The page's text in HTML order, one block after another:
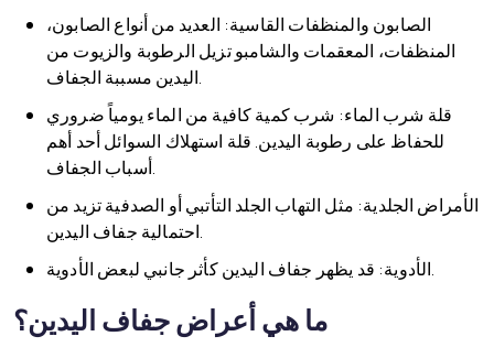
الصابون والمنظفات القاسية: العديد من أنواع الصابون،
المنظفات، المعقمات والشامبو تزيل الرطوبة والزيوت من
اليدين مسببة الجفاف.
قلة شرب الماء: شرب كمية كافية من الماء يومياً ضروري
للحفاظ على رطوبة اليدين. قلة استهلاك السوائل أحد أهم
أسباب الجفاف.
الأمراض الجلدية: مثل التهاب الجلد التأتبي أو الصدفية تزيد من
احتمالية جفاف اليدين.
الأدوية: قد يظهر جفاف اليدين كأثر جانبي لبعض الأدوية.
ما هي أعراض جفاف اليدين؟